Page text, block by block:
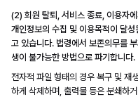
(2) 회원 탈퇴, 서비스 종료, 이용자
개인정보의 수집 및 이용목적이 달
고 있습니다. 법령에서 보존의무를
생이 불가능한 방법으로 파기합니다.
전자적 파일 형태의 경우 복구 및 재
하게 삭제하며, 출력물 등은 분쇄하